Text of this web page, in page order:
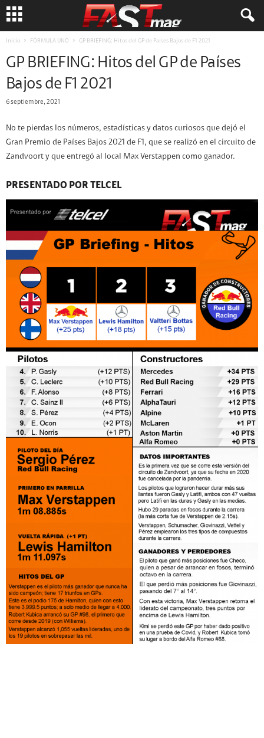
Inicio FÓRMULA UNO GP BRIEFING: Hitos del GP de Países Bajos de F1 2021
GP BRIEFING: Hitos del GP de Países
Bajos de F1 2021
6 septiembre, 2021
No te pierdas los números, estadísticas y datos curiosos que dejó el
Gran Premio de Países Bajos 2021 de F1, que se realizó en el circuito de
Zandvoort y que entregó al local Max Verstappen como ganador.
PRESENTADO POR TELCEL